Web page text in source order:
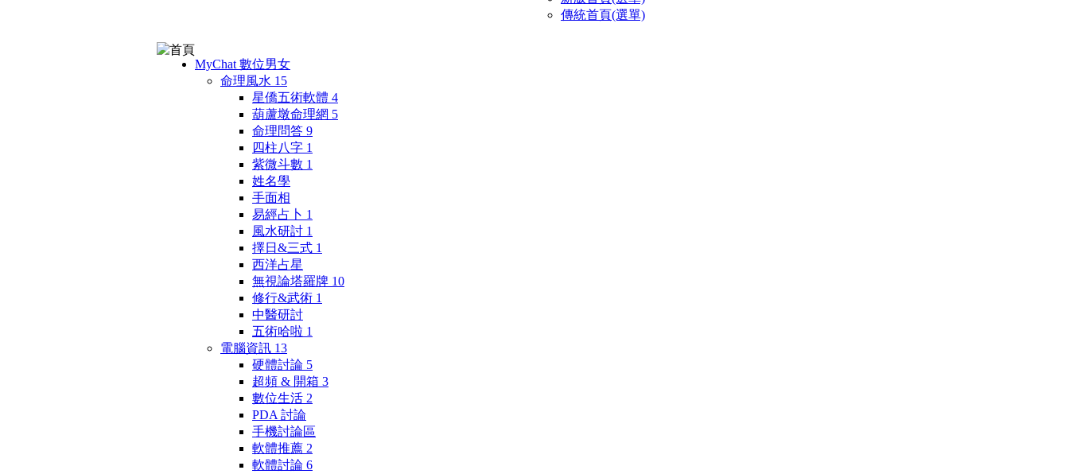
傳統首頁(選單)
MyChat 數位男女
命理風水 15
星僑五術軟體 4
葫蘆墩命理網 5
命理問答 9
四柱八字 1
紫微斗數 1
姓名學
手面相
易經占卜 1
風水研討 1
擇日&三式 1
西洋占星
無視論塔羅牌 10
修行&武術 1
中醫研討
五術哈啦 1
電腦資訊 13
硬體討論 5
超頻 & 開箱 3
數位生活 2
PDA 討論
手機討論區
軟體推薦 2
軟體討論 6